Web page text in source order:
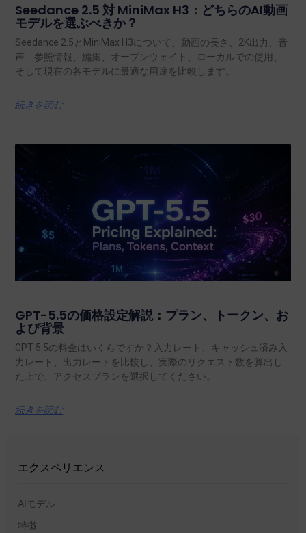
Seedance 2.5 対 MiniMax H3：どちらのAI動画
モデルを選ぶべきか？
Seedance 2.5とMiniMax H3について、動画の長さ、2K出力、音
声、参照情報、編集、オープンウェイト、ローカルでの使用、
そして現在の各モデルに最適な用途を比較します。.
続きを読む
GPT-5.5の価格設定解説：プラン、トークン、お
よび背景
GPT-5.5の料金はいくらですか？入力レート、キャッシュ済み入
力レート、出力レートを比較し、実際のリクエスト数を算出し
た上で、アクセスプランを選択してください。.
続きを読む
エクスペリエンス
AIモデル
特徴